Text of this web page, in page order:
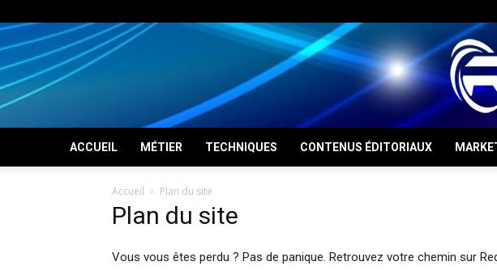
ACCUEIL MÉTIER TECHNIQUES CONTENUS ÉDITORIAUX
Accueil Plan du site
Plan du site
Vous vous êtes perdu ? Pas de panique. Retrouvez votre chemin sur